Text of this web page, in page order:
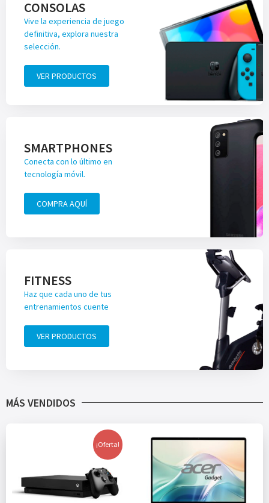
CONSOLAS
Vive la experiencia de juego
definitiva, explora nuestra
selección.
VER PRODUCTOS
SMARTPHONES
Conecta con lo último en
tecnología móvil.
COMPRA AQUÍ
FITNESS
Haz que cada uno de tus
entrenamientos cuente
VER PRODUCTOS
MÁS VENDIDOS
¡Oferta!